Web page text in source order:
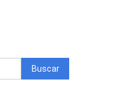
Buscar: